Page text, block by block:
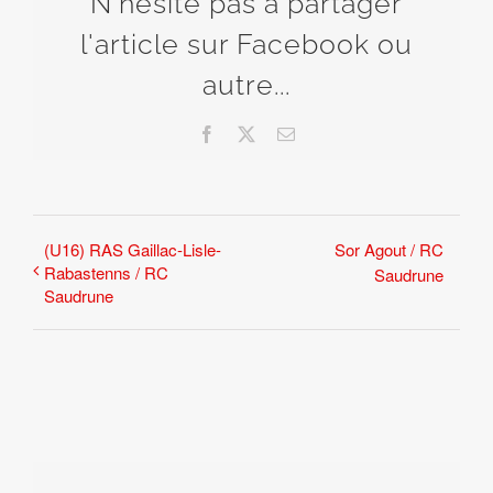
l'article sur Facebook ou
autre...
Facebook Email
(U16) RAS Gaillac-Lisle-
Rabastenns / RC
Saudrune
Sor Agout / RC
Saudrune